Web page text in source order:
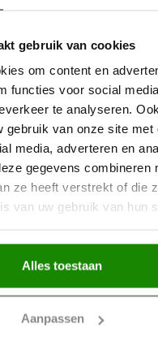
gebruik van cookies
om content en
functies voor social
te analyseren.
gebruik van onze site met
media, adverteren en
gegevens combineren
ze heeft verstrekt of die
van uw gebruik van hun
Alles toestaan
Aanpassen
Lijmkoker SX100 (490
SET Polystyreenzaag
(ZAAG +